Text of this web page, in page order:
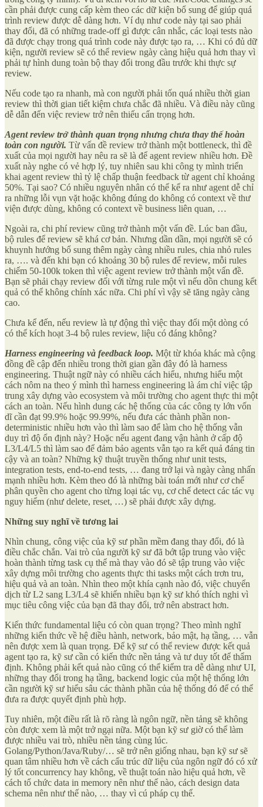
cần phải được cung cấp kèm theo các dữ kiện bổ sung để giúp quá
trình review được dễ dàng hơn. Ví dụ như code này tại sao phải
thay đổi, đã có những trade-off gì được cân nhắc, các loại tests nào
đã được chạy trong quá trình code này được tạo ra, … Khi có đủ dữ
kiện, người review sẽ có thể review ngày càng hiệu quả hơn thay vì
phải tự hình dung toàn bộ thay đổi trong đầu trước khi thực sự
review.
Nếu code tạo ra nhanh, mà con người phải tốn quá nhiều thời gian
review thì thời gian tiết kiệm chưa chắc đã nhiều. Và điều này cũng
dễ dẫn đến việc review trở nên thiếu cẩn trọng hơn.
Agent review trở thành quan trọng nhưng chưa thay thế hoàn
toàn con người. Từ vấn đề review trở thành một bottleneck, thì đề
xuất của mọi người hay nêu ra sẽ là để agent review nhiều hơn. Đề
xuất này nghe có vẻ hợp lý, tuy nhiên sau khi công ty mình triển
khai agent review thì tỷ lệ chấp thuận feedback từ agent chỉ khoảng
50%. Tại sao? Có nhiều nguyên nhân có thể kể ra như agent dễ chỉ
ra những lỗi vụn vặt hoặc không đúng do không có context về thư
viện được dùng, không có context về business liên quan, …
Ngoài ra, chi phí review cũng trở thành một vấn đề. Lúc ban đầu,
bộ rules để review sẽ khá cơ bản. Nhưng dần dần, mọi người sẽ có
khuynh hướng bổ sung thêm ngày càng nhiều rules, chia nhỏ rules
ra, …. và đến khi bạn có khoảng 30 bộ rules để review, mỗi rules
chiếm 50-100k token thì việc agent review trở thành một vấn đề.
Bạn sẽ phải chạy review đối với từng rule một vì nếu dồn chung kết
quả có thể không chính xác nữa. Chi phí vì vậy sẽ tăng ngày càng
cao.
Chưa kể đến, nếu review là tự động thì việc thay đổi một dòng có
có thể kích hoạt 3-4 bộ rules review, liệu có đáng không?
Harness engineering và feedback loop. Một từ khóa khác mà cộng
đồng đề cập đến nhiều trong thời gian gần đây đó là harness
engineering. Thuật ngữ này có nhiều cách hiểu, nhưng hiểu một
cách nôm na theo ý mình thì harness engineering là ám chỉ việc tập
trung xây dựng vào ecosystem và môi trường cho agent thực thi một
cách an toàn. Nếu hình dung các hệ thống của các công ty lớn vốn
dĩ cần đạt 99.9% hoặc 99.99%, nếu đưa các thành phần non-
deterministic nhiều hơn vào thì làm sao để làm cho hệ thống vẫn
duy trì độ ổn định này? Hoặc nếu agent đang vận hành ở cấp độ
L3/L4/L5 thì làm sao để đảm bảo agents vẫn tạo ra kết quả đáng tin
cậy và an toàn? Những kỹ thuật truyền thống như unit tests,
integration tests, end-to-end tests, … đang trở lại và ngày càng nhấn
mạnh nhiều hơn. Kèm theo đó là những bài toán mới như cơ chế
phân quyền cho agent cho từng loại tác vụ, cơ chế detect các tác vụ
nguy hiểm (như delete, reset, …) sẽ phải được xây dựng.
Những suy nghĩ về tương lai
Nhìn chung, công việc của kỹ sư phần mềm đang thay đổi, đó là
điều chắc chắn. Vai trò của người kỹ sư đã bớt tập trung vào việc
hoàn thành từng task cụ thể mà thay vào đó sẽ tập trung vào việc
xây dựng môi trường cho agents thực thi tasks một cách trơn tru,
hiệu quả và an toàn. Nhìn theo một khía cạnh nào đó, việc chuyển
dịch từ L2 sang L3/L4 sẽ khiến nhiều bạn kỹ sư khó thích nghi vì
mục tiêu công việc của bạn đã thay đổi, trở nên abstract hơn.
Kiến thức fundamental liệu có còn quan trọng? Theo mình nghĩ
những kiến thức về hệ điều hành, network, bảo mật, hạ tầng, … vẫn
nên được xem là quan trọng. Để kỹ sư có thể review được kết quả
agent tạo ra, kỹ sư cần có kiến thức nền tảng và tư duy tốt để thẩm
định. Không phải kết quả nào cũng có thể kiểm tra dễ dàng như UI,
những thay đổi trong hạ tầng, backend logic của một hệ thống lớn
cần người kỹ sư hiểu sâu các thành phần của hệ thống đó để có thể
đưa ra được quyết định phù hợp.
Tuy nhiên, một điều rất là rõ ràng là ngôn ngữ, nền tảng sẽ không
còn được xem là một trở ngại nữa. Một bạn kỹ sư giờ có thể làm
được nhiều vai trò, nhiều nền tảng cùng lúc.
Golang/Python/Java/Ruby/… sẽ trở nên giống nhau, bạn kỹ sư sẽ
quan tâm nhiều hơn về cách cấu trúc dữ liệu của ngôn ngữ đó có xử
lý tốt concurrency hay không, về thuật toán nào hiệu quả hơn, về
cách tổ chức data in memory nên như thế nào, cách design data
schema nên như thế nào, … thay vì cú pháp cụ thể.